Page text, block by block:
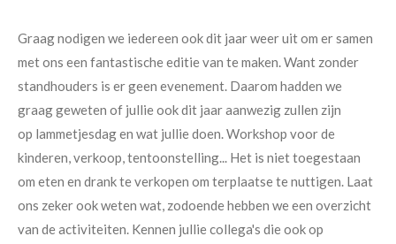
Graag nodigen we iedereen ook dit jaar weer uit om er samen
met ons een fantastische editie van te maken. Want zonder
standhouders is er geen evenement. Daarom hadden we
graag geweten of jullie ook dit jaar aanwezig zullen zijn
op lammetjesdag en wat jullie doen. Workshop voor de
kinderen, verkoop, tentoonstelling... Het is niet toegestaan
om eten en drank te verkopen om terplaatse te nuttigen. Laat
ons zeker ook weten wat, zodoende hebben we een overzicht
van de activiteiten. Kennen jullie collega's die ook op